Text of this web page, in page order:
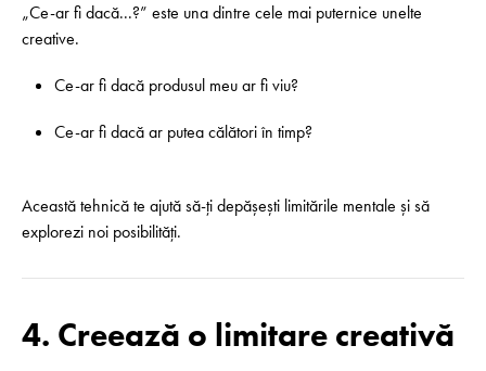
„Ce-ar fi dacă...?” este una dintre cele mai puternice unelte
creative.
Ce-ar fi dacă produsul meu ar fi viu?
Ce-ar fi dacă ar putea călători în timp?
Această tehnică te ajută să-ți depășești limitările mentale și să
explorezi noi posibilități.
4. Creează o limitare creativă